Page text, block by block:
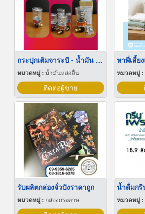
กระปุกเติมจาระบี - น้ำมัน อัตโนมัติ
หมวดหมู่ : น้ำมันหล่อลื่น
ติดต่อผู้ขาย
หมวดหมู่ :
รับผลิตกล่องจั่วปังราคาถูก
หมวดหมู่ : กล่องกระดาษ
น้ำดื่มกรี
หมวดหมู่ :